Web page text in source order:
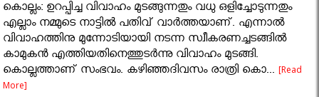
കൊല്ലം: ഉറപ്പിച്ച വിവാഹം മുടങ്ങുന്നതും വധു ഒളിച്ചോടുന്നതും
എല്ലാം നമ്മുടെ നാട്ടിൽ പതിവ് വാര്‍ത്തയാണ്. എന്നാല്‍
വിവാഹത്തിനു മുന്നോടിയായി നടന്ന സ്വീകരണച്ചടങ്ങില്‍
കാമുകന്‍ എത്തിയതിനെത്തുടര്‍ന്നു വിവാഹം മുടങ്ങി.
കൊല്ലത്താണ് സംഭവം. കഴിഞ്ഞദിവസം രാത്രി കൊ...[Read
More]